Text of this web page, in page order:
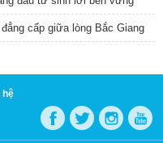
cấp giữa lòng Bắc Giang
hệ